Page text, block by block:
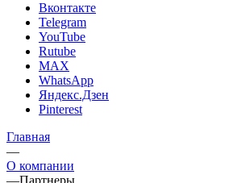
Вконтакте
Telegram
YouTube
Rutube
MAX
WhatsApp
Яндекс.Дзен
Pinterest
Главная
—
О компании
—Партнеры